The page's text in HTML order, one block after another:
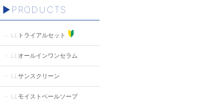
PRODUCTS
LLトライアルセット
LLオールインワンセラム
LLサンスクリーン
LLモイストベールソープ